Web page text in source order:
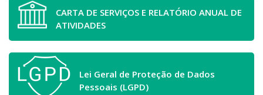
CARTA DE SERVIÇOS E RELATÓRIO ANUAL DE
ATIVIDADES
Lei Geral de Proteção de Dados
Pessoais (LGPD)